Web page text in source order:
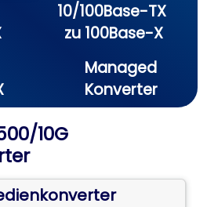
10/100Base-TX
zu 100Base-X
Managed
Konverter
10G